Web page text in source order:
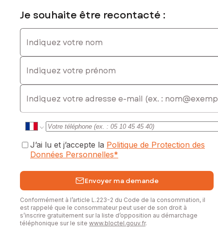
Je souhaite être recontacté :
Indiquez votre nom
Indiquez votre prénom
E-mail
J’ai lu et j’accepte la Politique de Protection des
Données Personnelles*
Envoyer ma demande
Conformément à l’article L.223-2 du Code de la consommation, il
est rappelé que le consommateur peut user de son droit à
s’inscrire gratuitement sur la liste d’opposition au démarchage
téléphonique sur le site www.bloctel.gouv.fr.